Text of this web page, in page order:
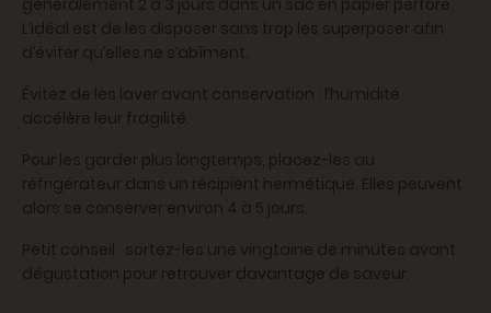
généralement 2 à 3 jours dans un sac en papier perforé.
L’idéal est de les disposer sans trop les superposer afin
d’éviter qu’elles ne s’abîment.
Évitez de les laver avant conservation : l’humidité
accélère leur fragilité.
Pour les garder plus longtemps, placez-les au
réfrigérateur dans un récipient hermétique. Elles peuvent
alors se conserver environ 4 à 5 jours.
Petit conseil : sortez-les une vingtaine de minutes avant
dégustation pour retrouver davantage de saveur.